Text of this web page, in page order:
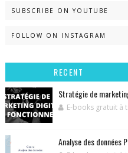
SUBSCRIBE ON YOUTUBE
FOLLOW ON INSTAGRAM
RECENT
Stratégie de
E-books gratuit à
Analyse des données